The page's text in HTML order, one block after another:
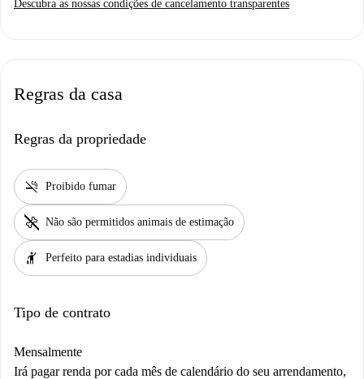
Descubra as nossas condições de cancelamento transparentes
Regras da casa
Regras da propriedade
smoke_free Proibido fumar
pet_supplies Não são permitidos animais de estimação
hail Perfeito para estadias individuais
Tipo de contrato
Mensalmente
Irá pagar renda por cada mês de calendário do seu arrendamento,